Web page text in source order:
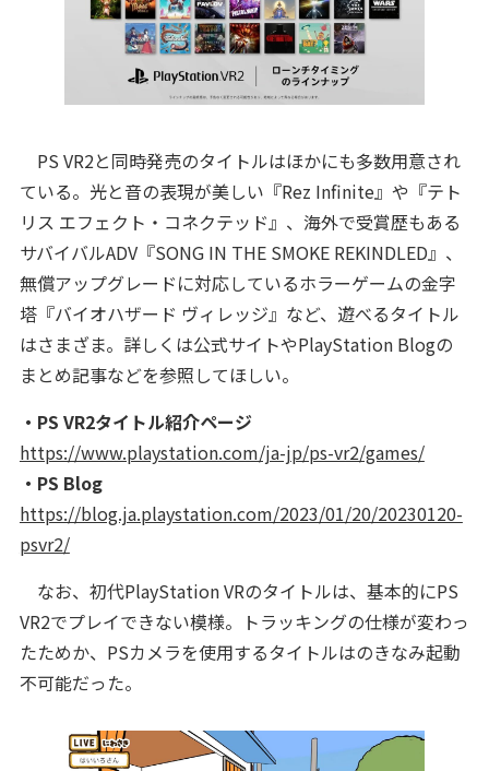
PS VR2と同時発売のタイトルはほかにも多数用意され
ている。光と音の表現が美しい『Rez Infinite』や『テト
リス エフェクト・コネクテッド』、海外で受賞歴もある
サバイバルADV『SONG IN THE SMOKE REKINDLED』、
無償アップグレードに対応しているホラーゲームの金字
塔『バイオハザード ヴィレッジ』など、遊べるタイトル
はさまざま。詳しくは公式サイトやPlayStation Blogの
まとめ記事などを参照してほしい。
・PS VR2タイトル紹介ページ
https://www.playstation.com/ja-jp/ps-vr2/games/
・PS Blog
https://blog.ja.playstation.com/2023/01/20/20230120-
psvr2/
なお、初代PlayStation VRのタイトルは、基本的にPS
VR2でプレイできない模様。トラッキングの仕様が変わっ
たためか、PSカメラを使用するタイトルはのきなみ起動
不可能だった。